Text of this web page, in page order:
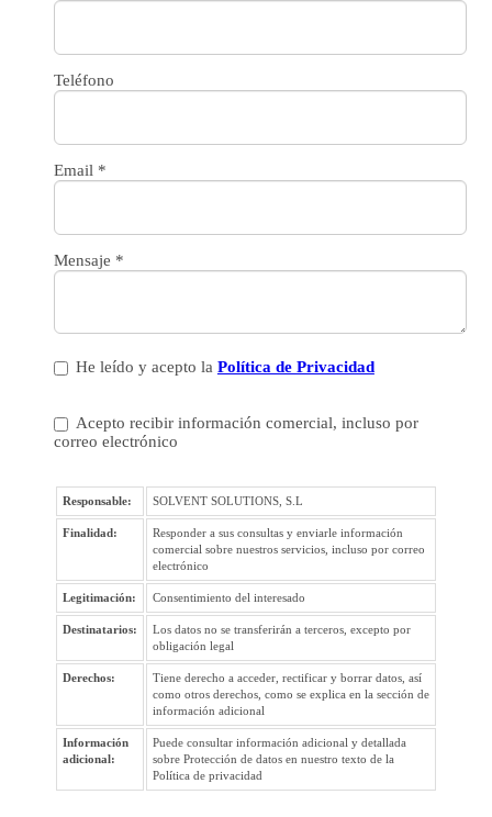
Teléfono
Email *
Mensaje *
He leído y acepto la Política de Privacidad
Acepto recibir información comercial, incluso por
correo electrónico
Responsable: SOLVENT SOLUTIONS, S.L
Finalidad:
Responder a sus consultas y enviarle información
comercial sobre nuestros servicios, incluso por correo
electrónico
Legitimación: Consentimiento del interesado
Destinatarios:
Los datos no se transferirán a terceros, excepto por
obligación legal
Derechos:
Tiene derecho a acceder, rectificar y borrar datos, así
como otros derechos, como se explica en la sección de
información adicional
Información
adicional:
Puede consultar información adicional y detallada
sobre Protección de datos en nuestro texto de la
Política de privacidad